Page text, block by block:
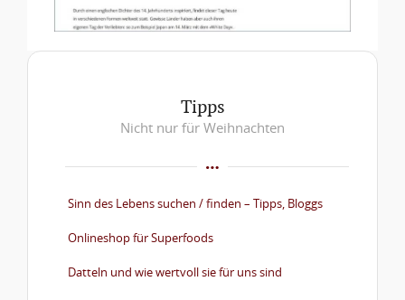
Tipps
Nicht nur für Weihnachten
Sinn des Lebens suchen / finden – Tipps, Bloggs
Onlineshop für Superfoods
Datteln und wie wertvoll sie für uns sind